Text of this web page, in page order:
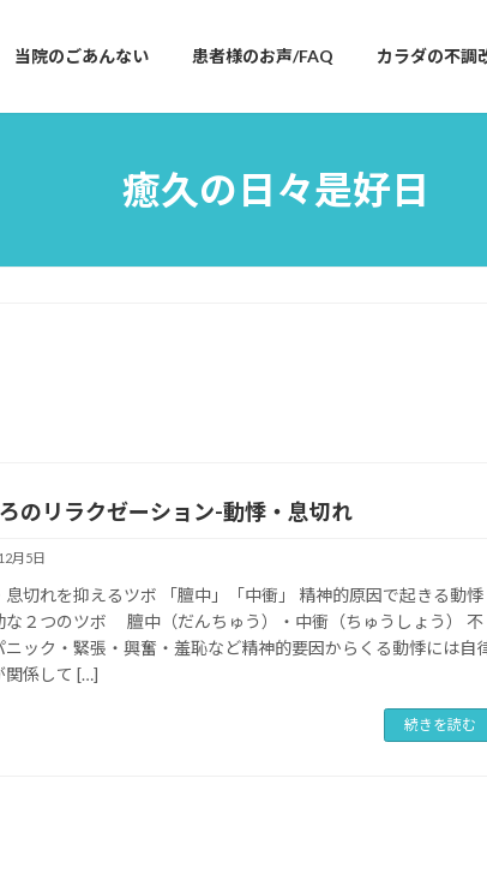
当院のごあんない 患者様のお声/FAQ カラダの不調
癒久の日々是好日
のリラクゼーション-動悸・息切れ
月5日
息切れを抑えるツボ 「膻中」「中衝」 精神的原因で起きる動悸
な２つのツボ 膻中（だんちゅう）・中衝（ちゅうしょう） 不
ニック・緊張・興奮・羞恥など精神的要因からくる動悸には自
関係して […]
続きを読む